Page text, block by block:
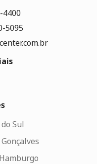
4400
5095
Sul